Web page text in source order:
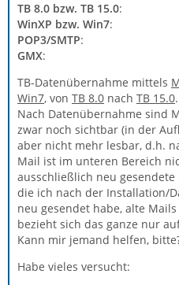
TB 8.0 bzw. TB 15.0:
WinXP bzw. Win7:
POP3/SMTP:
GMX:
TB-Datenübernahme mittels
Win7, von TB 8.0 nach TB 15.0.
Nach Datenübernahme sind
zwar noch sichtbar (in der
aber nicht mehr lesbar, d.h.
Mail ist im unteren Bereich
ausschließlich neu
die ich nach der Installation/
neu gesendet habe, alte
bezieht sich das ganze nur
Kann mir jemand helfen,
Habe vieles versucht: